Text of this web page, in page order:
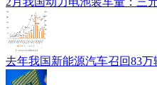
去年我国新能源汽车召回83